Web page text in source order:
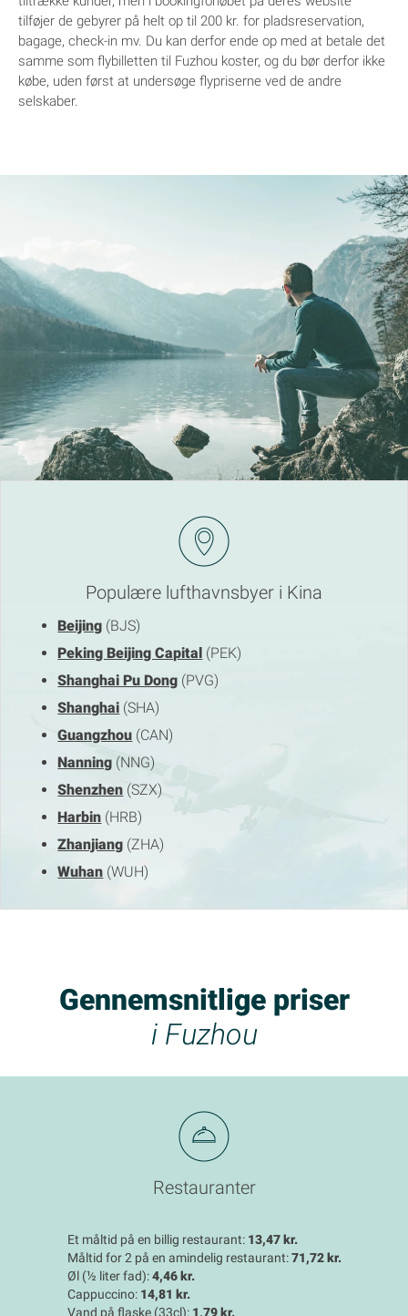
tilføjer de gebyrer på helt op til 200 kr. for pladsreservation,
bagage, check-in mv. Du kan derfor ende op med at betale det
samme som flybilletten til Fuzhou koster, og du bør derfor ikke
købe, uden først at undersøge flypriserne ved de andre
selskaber.
Populære lufthavnsbyer i Kina
Beijing (BJS)
Peking Beijing Capital (PEK)
Shanghai Pu Dong (PVG)
Shanghai (SHA)
Guangzhou (CAN)
Nanning (NNG)
Shenzhen (SZX)
Harbin (HRB)
Zhanjiang (ZHA)
Wuhan (WUH)
Gennemsnitlige priser
i Fuzhou
Restauranter
Et måltid på en billig restaurant: 13,47 kr.
Måltid for 2 på en amindelig restaurant:71,72 kr.
Øl (½ liter fad):4,46 kr.
Cappuccino: 14,81 kr.
Vand på flaske (33cl): 1,79 kr.